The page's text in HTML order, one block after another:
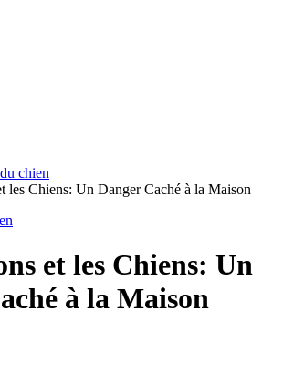
chien
les Chiens: Un Danger Caché à la Maison
et les Chiens: Un
à la Maison